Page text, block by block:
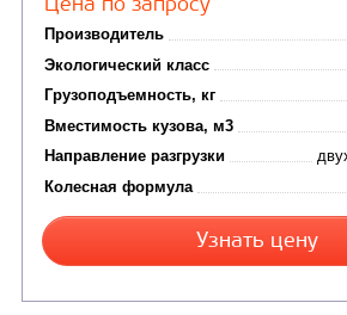
Бортовые автомобили
Самосвалы (8)
Седельные тягачи (8)